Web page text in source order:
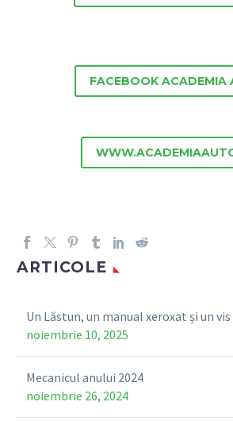
FACEBOOK ACADEMIA
ARTICOLE
Un Lăstun, un manual xeroxat și un vis
noiembrie 10, 2025
Mecanicul anului 2024
noiembrie 26, 2024